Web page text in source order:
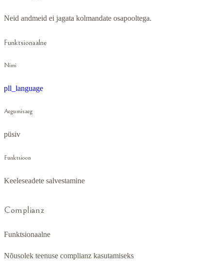
Neid andmeid ei jagata kolmandate osapooltega.
Funktsionaalne
Nimi
pll_language
Aegumisaeg
püsiv
Funktsioon
Keeleseadete salvestamine
Complianz
Funktsionaalne
Nõusolek teenuse complianz kasutamiseks